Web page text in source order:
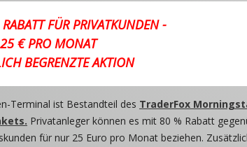
FÜR PRIVATKUNDEN -
€ PRO MONAT
BEGRENZTE AKTION
Terminal ist Bestandteil des TraderFox
Privatanleger können es mit 80 % Rabatt
für nur 25 Euro pro Monat beziehen.